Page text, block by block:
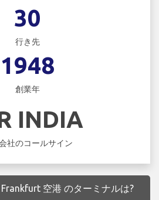
30
行き先
1948
創業年
INDIA
社のコールサイン
空港 のターミナルは?